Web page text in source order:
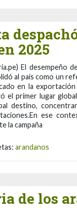
2025
El desempeño
al país como un
en la
el primer lugar
destino,
En ese
la campaña
arandanos
de los